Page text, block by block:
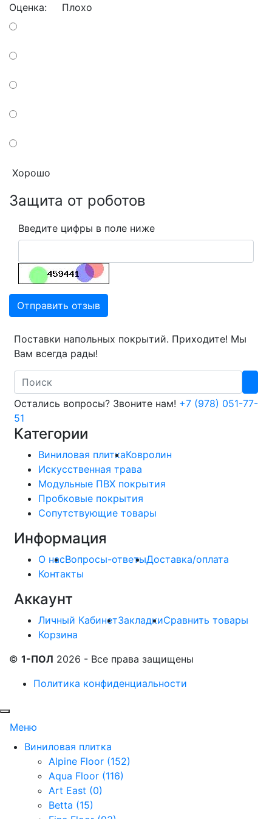
Оценка: Плохо
Хорошо
Защита от роботов
Введите цифры в поле ниже
Отправить отзыв
Поставки напольных покрытий. Приходите! Мы
Вам всегда рады!
Search
Остались вопросы? Звоните нам! +7 (978) 051-77-
51
Категории
Виниловая плиткаКовролин
Искусственная трава
Модульные ПВХ покрытия
Пробковые покрытия
Сопутствующие товары
Информация
О насВопросы-ответыДоставка/оплата
Контакты
Аккаунт
Личный КабинетЗакладкиСравнить товары
Корзина
© 1-ПОЛ 2026 - Все права защищены
Политика конфиденциальности
Меню
Виниловая плитка
Alpine Floor (152)
Aqua Floor (116)
Art East (0)
Betta (15)